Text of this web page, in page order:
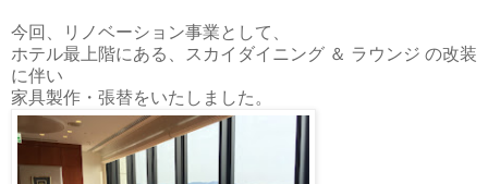
今回、リノベーション事業として、
ホテル最上階にある、スカイダイニング ＆ ラウンジ の改装
に伴い
家具製作・張替をいたしました。